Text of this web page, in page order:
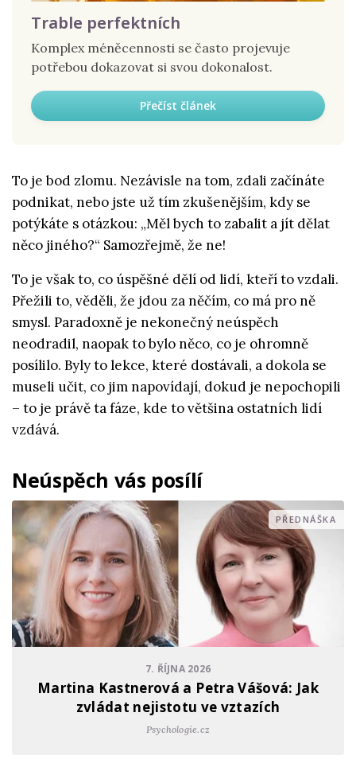
Trable perfektních
Komplex méněcennosti se často projevuje
potřebou dokazovat si svou dokonalost.
Přečíst článek
To je bod zlomu. Nezávisle na tom, zdali začínáte
podnikat, nebo jste už tím zkušenějším, kdy se
potýkáte s otázkou: „Měl bych to zabalit a jít dělat
něco jiného?“ Samozřejmě, že ne!
To je však to, co úspěšné dělí od lidí, kteří to vzdali.
Přežili to, věděli, že jdou za něčím, co má pro ně
smysl. Paradoxně je nekonečný neúspěch
neodradil, naopak to bylo něco, co je ohromně
posílilo. Byly to lekce, které dostávali, a dokola se
museli učit, co jim napovídají, dokud je nepochopili
– to je právě ta fáze, kde to většina ostatních lidí
vzdává.
Neúspěch vás posílí
PŘEDNÁŠKA
7. ŘÍJNA 2026
Martina Kastnerová a Petra Vášová: Jak
zvládat nejistotu ve vztazích
Psychologie.cz